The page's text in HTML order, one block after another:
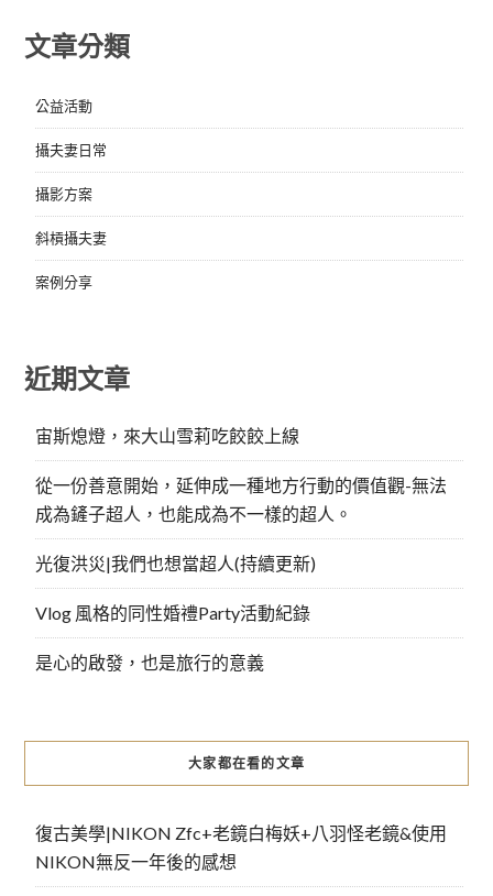
文章分類
公益活動
攝夫妻日常
攝影方案
斜槓攝夫妻
案例分享
近期文章
宙斯熄燈，來大山雪莉吃餃餃上線
從一份善意開始，延伸成一種地方行動的價值觀-無法
成為鏟子超人，也能成為不一樣的超人。
光復洪災|我們也想當超人(持續更新)
Vlog 風格的同性婚禮Party活動紀錄
是心的啟發，也是旅行的意義
大家都在看的文章
復古美學|NIKON Zfc+老鏡白梅妖+八羽怪老鏡&使用
NIKON無反一年後的感想